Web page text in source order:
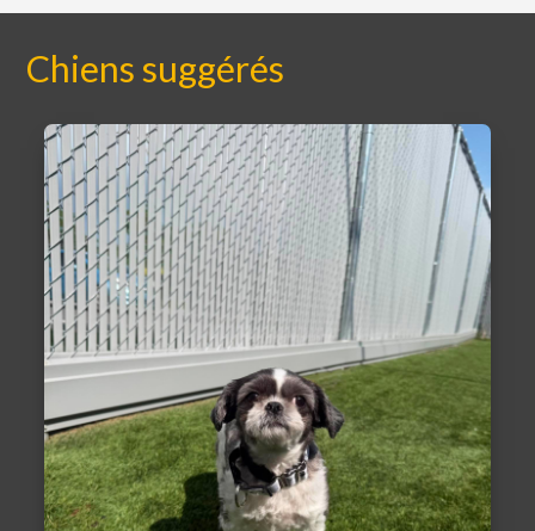
Chiens suggérés